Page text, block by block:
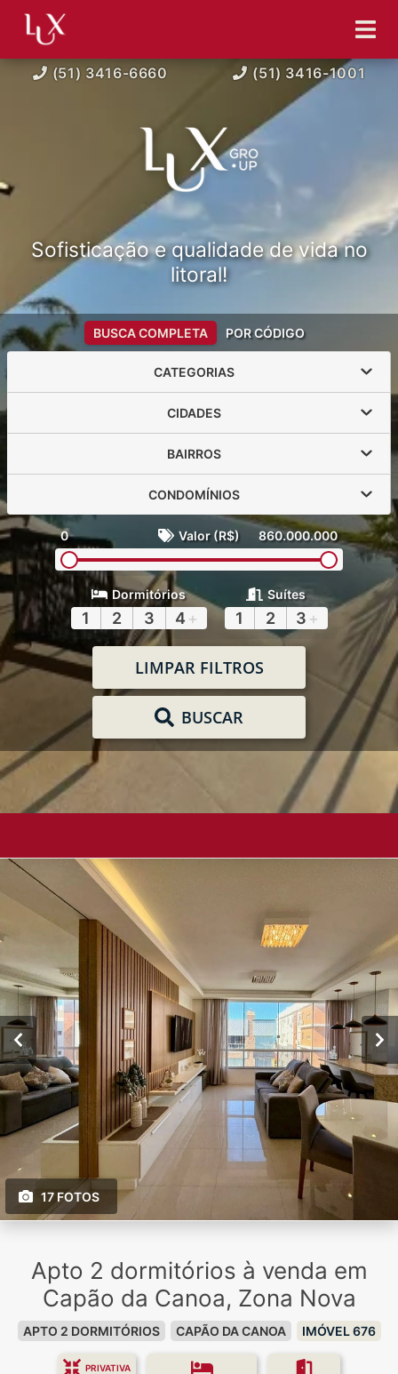
(51) 3416-6660 (51) 3416-1001
Sofisticação e qualidade de vida no
litoral!
BUSCA COMPLETA POR CÓDIGO
CATEGORIAS
CIDADES
BAIRROS
CONDOMÍNIOS
0 Valor (R$) 860.000.000
Dormitórios
1 2 3 4 +
Suítes
1 2 3 +
LIMPAR FILTROS
BUSCAR
17 FOTOS
Apto 2 dormitórios à venda em
Capão da Canoa, Zona Nova
APTO 2 DORMITÓRIOS CAPÃO DA CANOA IMÓVEL 676
PRIVATIVA